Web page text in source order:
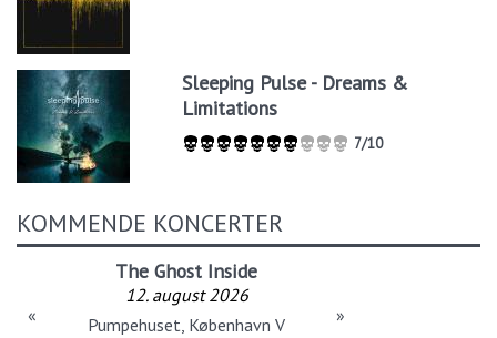
Sleeping Pulse - Dreams &
Limitations
7/10
KOMMENDE KONCERTER
The Ghost Inside
12. august 2026
Pumpehuset, København V
« »